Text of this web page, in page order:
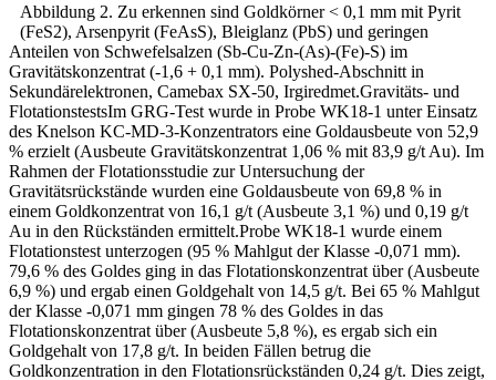
Abbildung 2. Zu erkennen sind Goldkörner < 0,1 mm mit Pyrit
(FeS2), Arsenpyrit (FeAsS), Bleiglanz (PbS) und geringen
Anteilen von Schwefelsalzen (Sb-Cu-Zn-(As)-(Fe)-S) im
Gravitätskonzentrat (-1,6 + 0,1 mm). Polyshed-Abschnitt in
Sekundärelektronen, Camebax SX-50, Irgiredmet.Gravitäts- und
FlotationstestsIm GRG-Test wurde in Probe WK18-1 unter Einsatz
des Knelson KC-MD-3-Konzentrators eine Goldausbeute von 52,9
% erzielt (Ausbeute Gravitätskonzentrat 1,06 % mit 83,9 g/t Au). Im
Rahmen der Flotationsstudie zur Untersuchung der
Gravitätsrückstände wurden eine Goldausbeute von 69,8 % in
einem Goldkonzentrat von 16,1 g/t (Ausbeute 3,1 %) und 0,19 g/t
Au in den Rückständen ermittelt.Probe WK18-1 wurde einem
Flotationstest unterzogen (95 % Mahlgut der Klasse -0,071 mm).
79,6 % des Goldes ging in das Flotationskonzentrat über (Ausbeute
6,9 %) und ergab einen Goldgehalt von 14,5 g/t. Bei 65 % Mahlgut
der Klasse -0,071 mm gingen 78 % des Goldes in das
Flotationskonzentrat über (Ausbeute 5,8 %), es ergab sich ein
Goldgehalt von 17,8 g/t. In beiden Fällen betrug die
Goldkonzentration in den Flotationsrückständen 0,24 g/t. Dies zeigt,